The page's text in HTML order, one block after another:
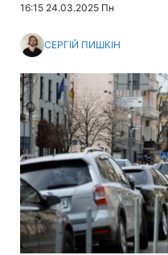
16:15 24.03.2025 Пн
СЕРГІЙ ПИШКІН